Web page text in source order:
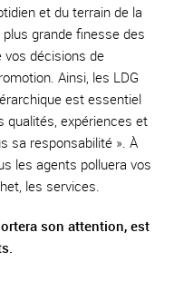
et du terrain de la
grande finesse des
décisions de
Ainsi, les LDG
est essentiel
qualités, expériences et
sa responsabilité ». À
les agents polluera vos
les services.
son attention, est